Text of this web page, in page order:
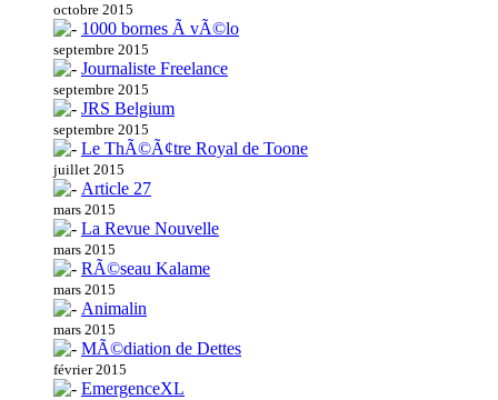
octobre 2015
1000 bornes Ã vÃ©lo
septembre 2015
Journaliste Freelance
septembre 2015
JRS Belgium
septembre 2015
Le ThÃ©Ã¢tre Royal de Toone
juillet 2015
Article 27
mars 2015
La Revue Nouvelle
mars 2015
RÃ©seau Kalame
mars 2015
Animalin
mars 2015
MÃ©diation de Dettes
février 2015
EmergenceXL